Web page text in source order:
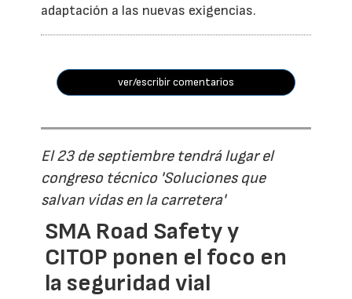
adaptación a las nuevas exigencias.
ver/escribir comentarios
El 23 de septiembre tendrá lugar el
congreso técnico 'Soluciones que
salvan vidas en la carretera'
SMA Road Safety y
CITOP ponen el foco en
la seguridad vial